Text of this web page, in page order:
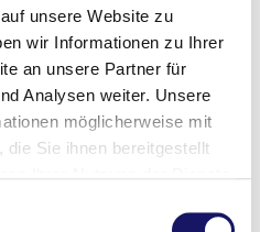
unsere Website zu
wir Informationen zu Ihrer
an unsere Partner für
Analysen weiter. Unsere
möglicherweise mit
Sie ihnen bereitgestellt
eruierte unser
fünf Kennzahlen der
können die Teamleiter
ERP-Rapport